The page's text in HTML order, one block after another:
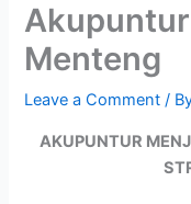
Menteng
Leave a Comment /
AKUPUNTUR